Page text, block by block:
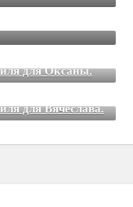
для Оксаны.
для Вячеслава.